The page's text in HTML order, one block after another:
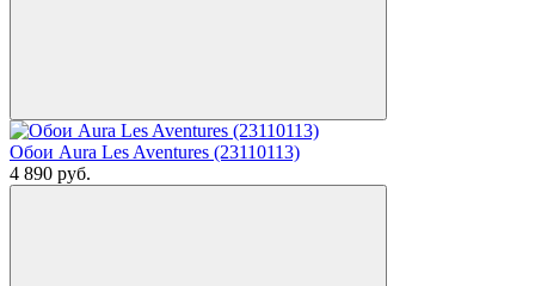
Обои Aura Les Aventures (23110113)
4 890 руб.